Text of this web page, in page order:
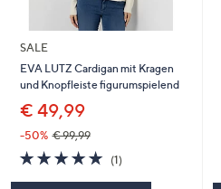
anzuzeigen.
SALE
EVA LUTZ Cardigan mit Kragen
und Knopfleiste figurumspielend
€ 49,99
-50% € 99,99
5.0
von
(1)1